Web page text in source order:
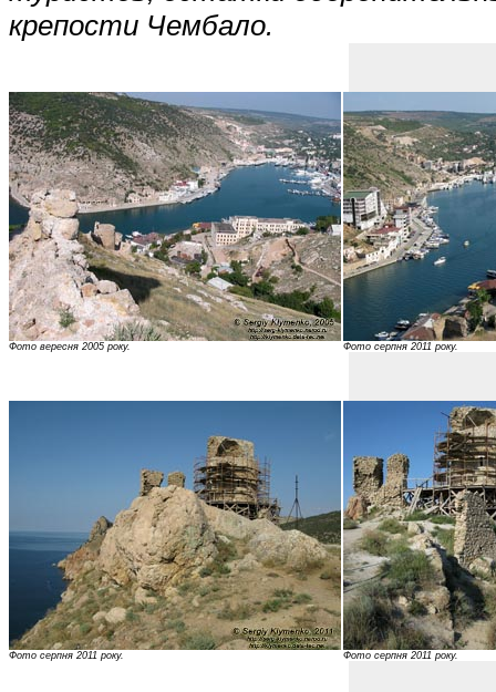
крепости Чембало.
Фото вересня 2005 року. Фото серпня 2011 року.
Фото серпня 2011 року. Фото серпня 2011 року.